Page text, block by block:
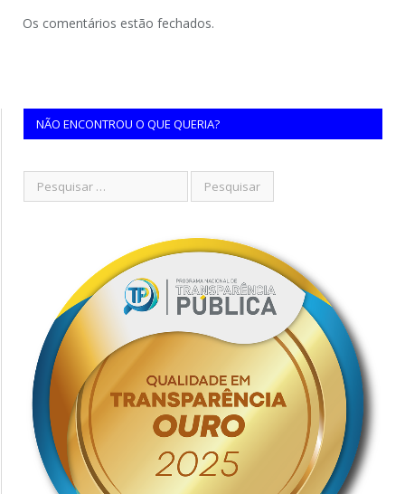
Os comentários estão fechados.
NÃO ENCONTROU O QUE QUERIA?